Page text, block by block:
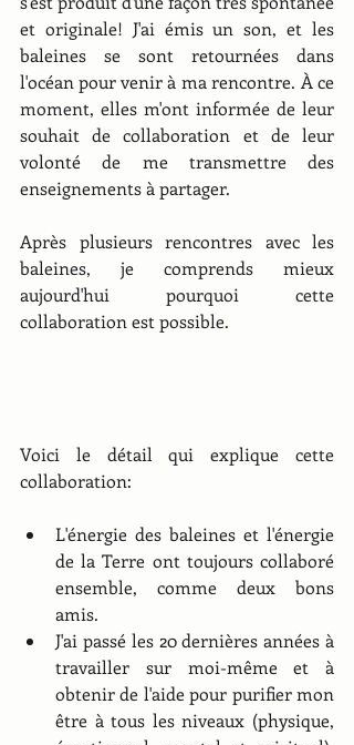
et originale! J'ai émis un son, et les
baleines se sont retournées dans
l'océan pour venir à ma rencontre. À ce
moment, elles m'ont informée de leur
souhait de collaboration et de leur
volonté de me transmettre des
enseignements à partager.
Après plusieurs rencontres avec les
baleines, je comprends mieux
aujourd'hui pourquoi cette
collaboration est possible.
Voici le détail qui explique cette
collaboration:
L'énergie des baleines et l'énergie
de la Terre ont toujours collaboré
ensemble, comme deux bons
amis.
J'ai passé les 20 dernières années à
travailler sur moi-même et à
obtenir de l'aide pour purifier mon
être à tous les niveaux (physique,